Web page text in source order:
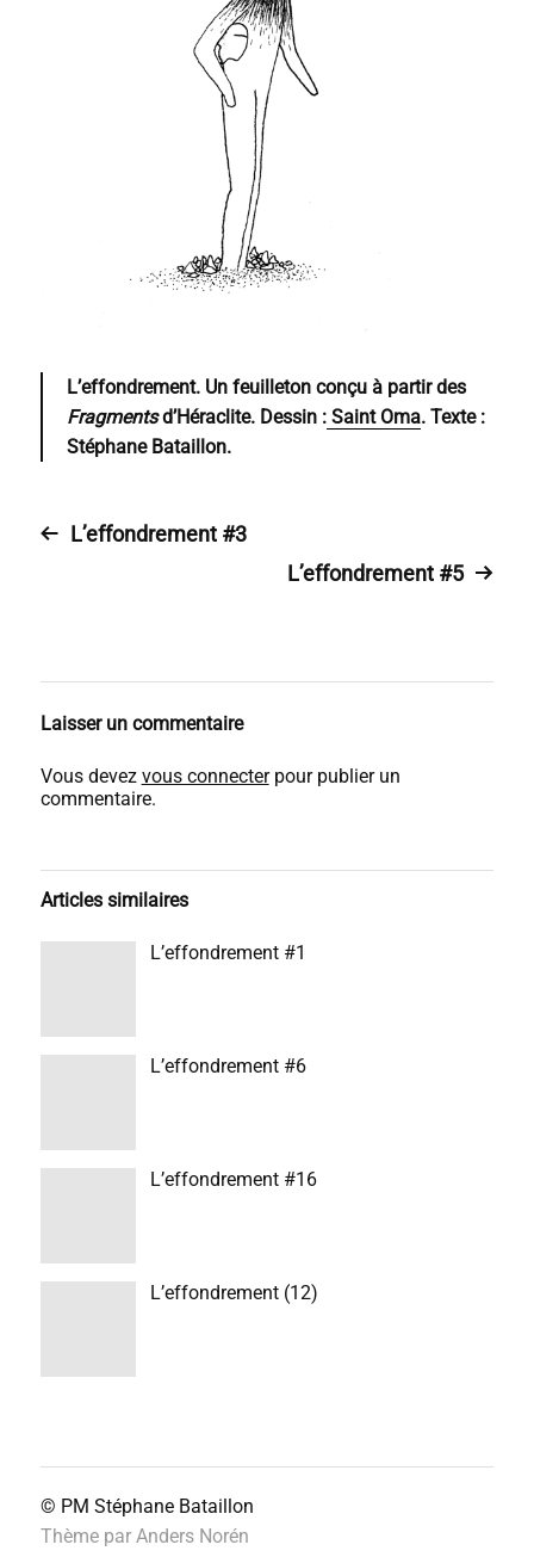
L’effondrement.Un feuilleton conçu à partir des
Fragmentsd’Héraclite. Dessin :Saint Oma. Texte :
Stéphane Bataillon.
L’effondrement #3
L’effondrement #5
Laisser un commentaire
Vous devez vous connecterpour publier un
commentaire.
Articles similaires
L’effondrement #1
L’effondrement #6
L’effondrement #16
L’effondrement (12)
© PM Stéphane Bataillon
Thème par Anders Norén